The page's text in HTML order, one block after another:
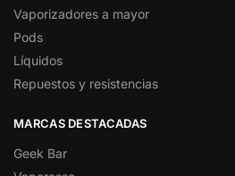
Vaporizadores a mayor
Pods
Líquidos
Repuestos y resistencias
MARCAS DESTACADAS
Geek Bar